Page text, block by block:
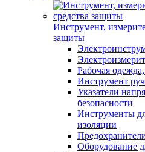
Инструмент,
защиты
Рабочая
Инструмент
Указатели
безопасности
Инструменты
изоляции
Оборудование